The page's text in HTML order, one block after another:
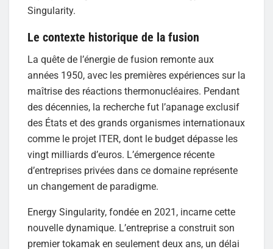
Singularity.
Le contexte historique de la fusion
La quête de l’énergie de fusion remonte aux
années 1950, avec les premières expériences sur la
maîtrise des réactions thermonucléaires. Pendant
des décennies, la recherche fut l’apanage exclusif
des États et des grands organismes internationaux
comme le projet ITER, dont le budget dépasse les
vingt milliards d’euros. L’émergence récente
d’entreprises privées dans ce domaine représente
un changement de paradigme.
Energy Singularity, fondée en 2021, incarne cette
nouvelle dynamique. L’entreprise a construit son
premier tokamak en seulement deux ans, un délai